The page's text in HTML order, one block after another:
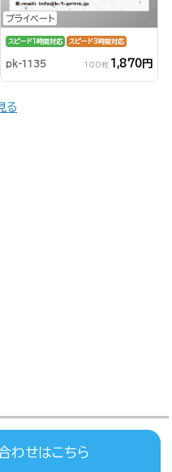
プライベート
スピード1時間対応 スピード3時間対応
pk-1135 100枚 1,870円
る
わせはこちら